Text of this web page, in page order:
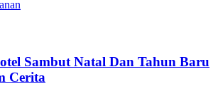
Sambut Natal Dan Tahun Baru
Cerita